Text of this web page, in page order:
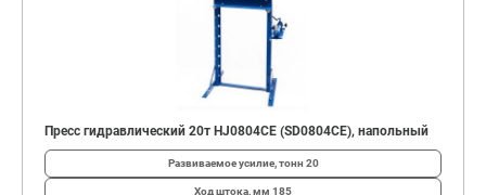
Пресс гидравлический 20т HJ0804CE (SD0804CE), напольный
Развиваемое усилие, тонн 20
Ход штока, мм 185